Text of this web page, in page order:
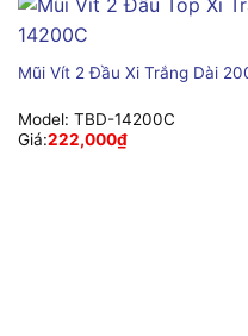
Mũi Vít 2 Đầu Xi Trắng Dài
Model: TBD-14200C
Giá:222,000₫